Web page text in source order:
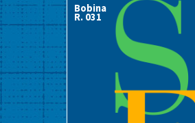
Bobina
R. 031